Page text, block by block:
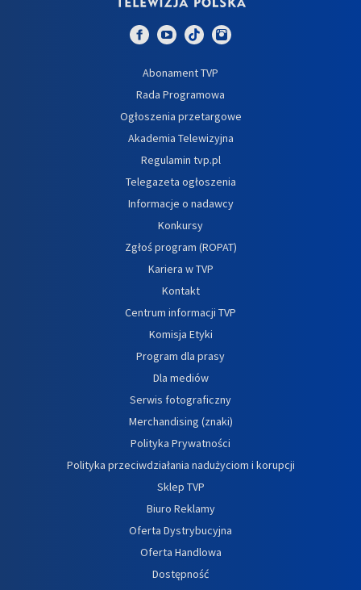
Abonament TVP
Rada Programowa
Ogłoszenia przetargowe
Akademia Telewizyjna
Regulamin tvp.pl
Telegazeta ogłoszenia
Informacje o nadawcy
Konkursy
Zgłoś program (ROPAT)
Kariera w TVP
Kontakt
Centrum informacji TVP
Komisja Etyki
Program dla prasy
Dla mediów
Serwis fotograficzny
Merchandising (znaki)
Polityka Prywatności
Polityka przeciwdziałania nadużyciom i korupcji
Sklep TVP
Biuro Reklamy
Oferta Dystrybucyjna
Oferta Handlowa
Dostępność